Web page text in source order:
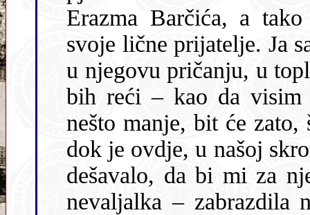
Erazma Barčića, a tako i
svoje lične prijatelje. Ja
u njegovu pričanju, u
bih reći – kao da visim o svakoj njegovoj riječi. U razredu
nešto manje, bit će zato, što je u školi moj profesor predavao,
dok je ovdje, u našoj
dešavalo, da bi mi za njegova
nevaljalka – zabrazdila